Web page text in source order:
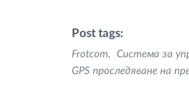
Post tags:
Frotcom Система за
GPS проследяване на